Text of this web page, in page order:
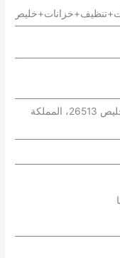
حي، شارع الغزالي، الربيع، خليص 26513، المملكة